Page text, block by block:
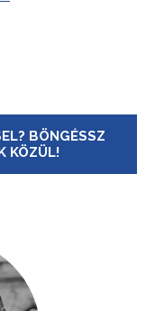
BÖNGÉSSZ
KÖZÜL!